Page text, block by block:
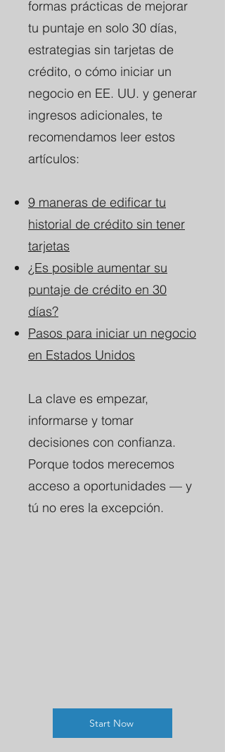
formas prácticas de mejorar
tu puntaje en solo 30 días,
estrategias sin tarjetas de
crédito, o cómo iniciar un
negocio en EE. UU. y generar
ingresos adicionales, te
recomendamos leer estos
artículos:
9 maneras de edificar tu
historial de crédito sin tener
tarjetas
¿Es posible aumentar su
puntaje de crédito en 30
días?
Pasos para iniciar un negocio
en Estados Unidos
La clave es empezar,
informarse y tomar
decisiones con confianza.
Porque todos merecemos
acceso a oportunidades — y
tú no eres la excepción.
Start Now